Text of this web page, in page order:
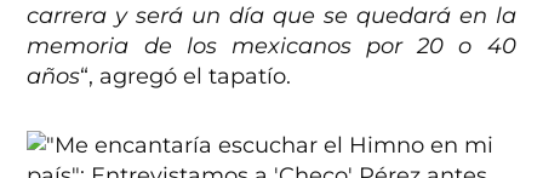
carrera y será un día que se quedará en la
memoria de los mexicanos por 20 o 40
años“, agregó el tapatío.